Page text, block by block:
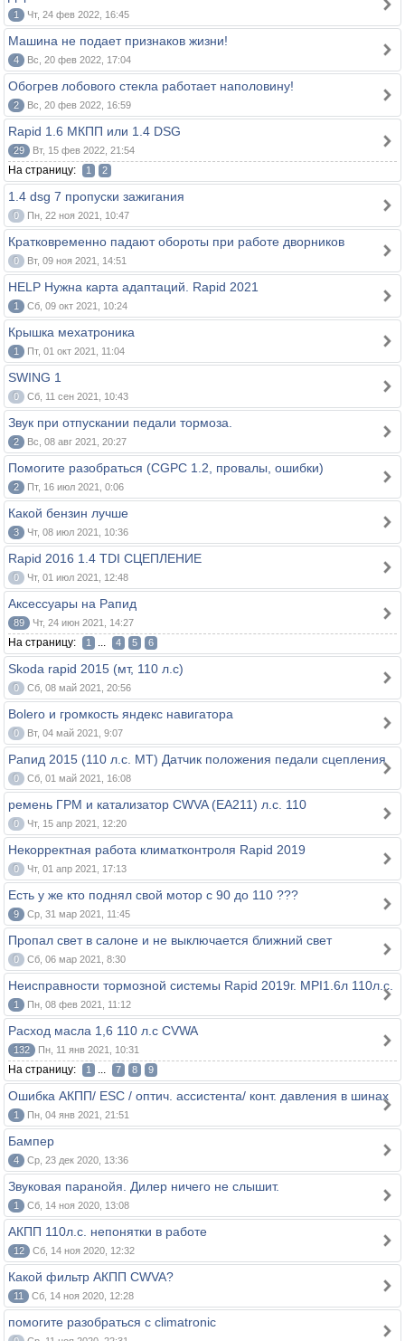
1 Чт, 24 фев 2022, 16:45
Машина не подает признаков жизни!
4 Вс, 20 фев 2022, 17:04
Обогрев лобового стекла работает наполовину!
2 Вс, 20 фев 2022, 16:59
Rapid 1.6 МКПП или 1.4 DSG
29 Вт, 15 фев 2022, 21:54
На страницу: 1 2
1.4 dsg 7 пропуски зажигания
0 Пн, 22 ноя 2021, 10:47
Кратковременно падают обороты при работе дворников
0 Вт, 09 ноя 2021, 14:51
HELP Нужна карта адаптаций. Rapid 2021
1 Сб, 09 окт 2021, 10:24
Крышка мехатроника
1 Пт, 01 окт 2021, 11:04
SWING 1
0 Сб, 11 сен 2021, 10:43
Звук при отпускании педали тормоза.
2 Вс, 08 авг 2021, 20:27
Помогите разобраться (CGPC 1.2, провалы, ошибки)
2 Пт, 16 июл 2021, 0:06
Какой бензин лучше
3 Чт, 08 июл 2021, 10:36
Rapid 2016 1.4 TDI СЦЕПЛЕНИЕ
0 Чт, 01 июл 2021, 12:48
Аксессуары на Рапид
89 Чт, 24 июн 2021, 14:27
На страницу: 1 ... 4 5 6
Skoda rapid 2015 (мт, 110 л.с)
0 Сб, 08 май 2021, 20:56
Bolero и громкость яндекс навигатора
0 Вт, 04 май 2021, 9:07
Рапид 2015 (110 л.с. МТ) Датчик положения педали сцепления
0 Сб, 01 май 2021, 16:08
ремень ГРМ и катализатор CWVA (EA211) л.с. 110
0 Чт, 15 апр 2021, 12:20
Некорректная работа климатконтроля Rapid 2019
0 Чт, 01 апр 2021, 17:13
Есть у же кто поднял свой мотор с 90 до 110 ???
9 Ср, 31 мар 2021, 11:45
Пропал свет в салоне и не выключается ближний свет
0 Сб, 06 мар 2021, 8:30
Неисправности тормозной системы Rapid 2019г. MPI1.6л 110л.с.
1 Пн, 08 фев 2021, 11:12
Расход масла 1,6 110 л.с CVWA
132 Пн, 11 янв 2021, 10:31
На страницу: 1 ... 7 8 9
Ошибка АКПП/ ESC / оптич. ассистента/ конт. давления в шинах
1 Пн, 04 янв 2021, 21:51
Бампер
4 Ср, 23 дек 2020, 13:36
Звуковая паранойя. Дилер ничего не слышит.
1 Сб, 14 ноя 2020, 13:08
АКПП 110л.с. непонятки в работе
12 Сб, 14 ноя 2020, 12:32
Какой фильтр АКПП CWVA?
11 Сб, 14 ноя 2020, 12:28
помогите разобраться с climatronic